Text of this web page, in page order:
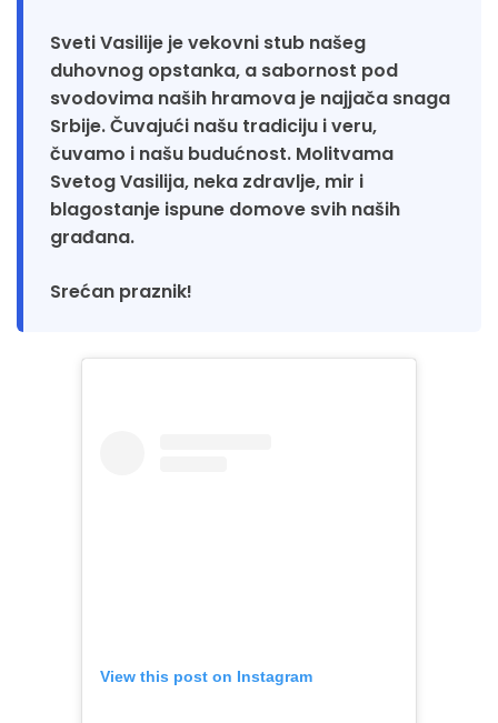
Sveti Vasilije je vekovni stub našeg
duhovnog opstanka, a sabornost pod
svodovima naših hramova je najjača snaga
Srbije. Čuvajući našu tradiciju i veru,
čuvamo i našu budućnost. Molitvama
Svetog Vasilija, neka zdravlje, mir i
blagostanje ispune domove svih naših
građana.
Srećan praznik!
View this post on Instagram